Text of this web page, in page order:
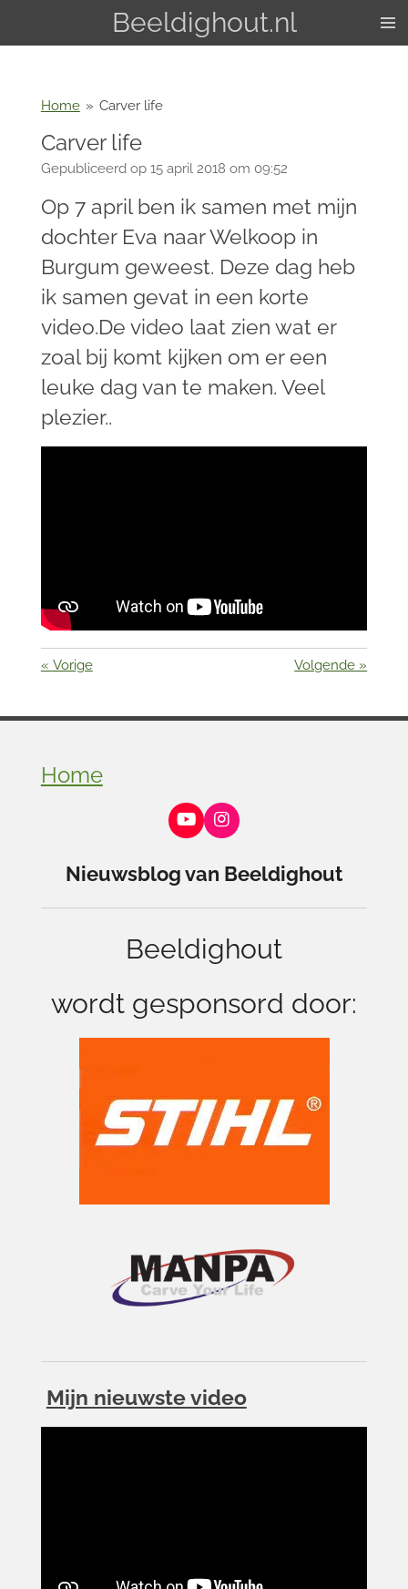
hoofdinhoud
Beeldighout.nl
Home » Carver life
Carver life
Gepubliceerd op 15 april 2018 om 09:52
Op 7 april ben ik samen met mijn
dochter Eva naar Welkoop in
Burgum geweest. Deze dag heb
ik samen gevat in een korte
video.De video laat zien wat er
zoal bij komt kijken om er een
leuke dag van te maken. Veel
plezier..
« Vorige Volgende »
Home
Y
o
T
b
I
n
g
a
m
Nieuwsblog van Beeldighout
Beeldighout
wordt gesponsord door:
Mijn nieuwste video